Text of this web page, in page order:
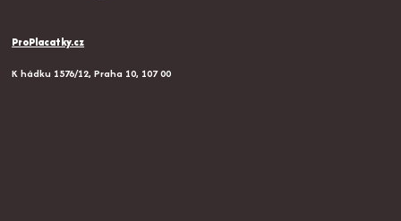
ProPlacatky.cz
K hádku 1576/12, Praha 10, 107 00